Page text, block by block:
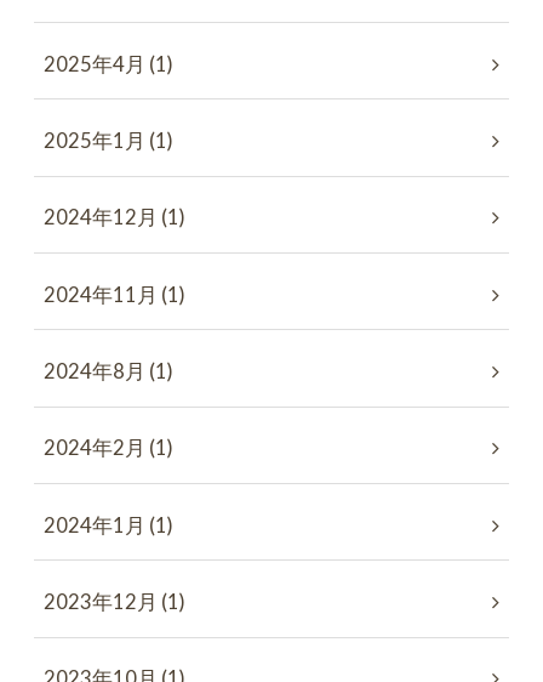
2025年4月 (1)
2025年1月 (1)
2024年12月 (1)
2024年11月 (1)
2024年8月 (1)
2024年2月 (1)
2024年1月 (1)
2023年12月 (1)